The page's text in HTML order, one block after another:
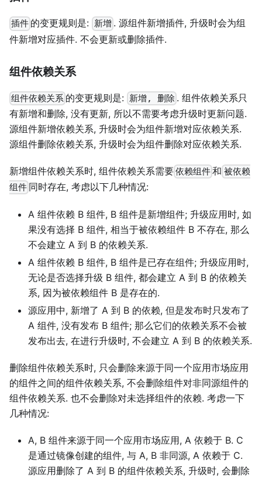
插件 的变更规则是: 新增 . 源组件新增插件, 升级时会为组
件新增对应插件. 不会更新或删除插件.
组件依赖关系
组件依赖关系 的变更规则是: 新增, 删除. 组件依赖关系只
有新增和删除, 没有更新, 所以不需要考虑升级时更新问题.
源组件新增依赖关系, 升级时会为组件新增对应依赖关系.
源组件删除依赖关系, 升级时会为组件删除对应依赖关系.
新增组件依赖关系时, 组件依赖关系需要依赖组件和 被依赖
组件 同时存在, 考虑以下几种情况:
A 组件依赖 B 组件, B 组件是新增组件; 升级应用时, 如
果没有选择 B 组件, 相当于被依赖组件 B 不存在, 那么
不会建立 A 到 B 的依赖关系.
A 组件依赖 B 组件, B 组件是已存在组件; 升级应用时,
无论是否选择升级 B 组件, 都会建立 A 到 B 的依赖关
系, 因为被依赖组件 B 是存在的.
源应用中, 新增了 A 到 B 的依赖, 但是发布时只发布了
A 组件, 没有发布 B 组件; 那么它们的依赖关系不会被
发布出去, 在进行升级时, 不会建立 A 到 B 的依赖关系.
删除组件依赖关系时, 只会删除来源于同一个应用市场应用
的组件之间的组件依赖关系, 不会删除组件对非同源组件的
组件依赖关系. 也不会删除对未选择组件的依赖. 考虑一下
几种情况:
A, B 组件来源于同一个应用市场应用, A 依赖于 B. C
是通过镜像创建的组件, 与 A, B 非同源, A 依赖于 C.
源应用删除了 A 到 B 的组件依赖关系, 升级时, 会删除